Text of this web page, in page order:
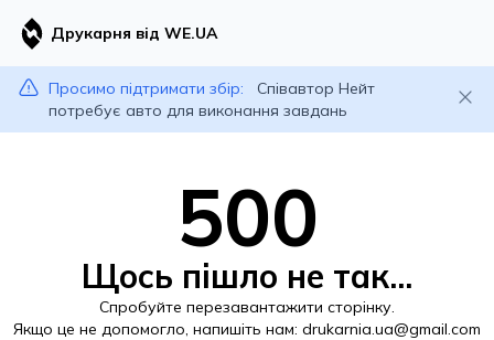
Друкарня від WE.UA
Просимо підтримати збір:
Співавтор Нейт
потребує авто для виконання завдань
500
Щось пішло не так...
Спробуйте перезавантажити сторінку.
Якщо це не допомогло, напишіть нам: drukarnia.ua@gmail.com